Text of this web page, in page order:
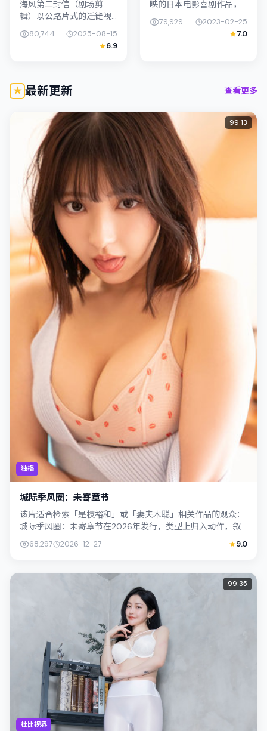
海风第二封信（剧场剪
辑）以公路片式的迁徙视
角串联情节，类型标签为
悬疑。北野武强调纪实气
质与留白美学，黄政民的
80,744
2025-08-15
6.9
映的日本电影喜剧作品，
由北野武执导。影片以真
实细腻的笔触描写普通人
处境，孔刘与孙艺珍的对
79,929
2023-02-25
7.0
最新更新 查看更多
独播
99:13
城际季风圈：未寄章节
该片适合检索「是枝裕和」或「妻夫木聪」相关作品的观众：
城际季风圈：未寄章节在2026年发行，类型上归入动作，叙
事焦点落在家庭与社会的交错地带；配...
68,297 2026-12-27 9.0
杜比视界
99:35